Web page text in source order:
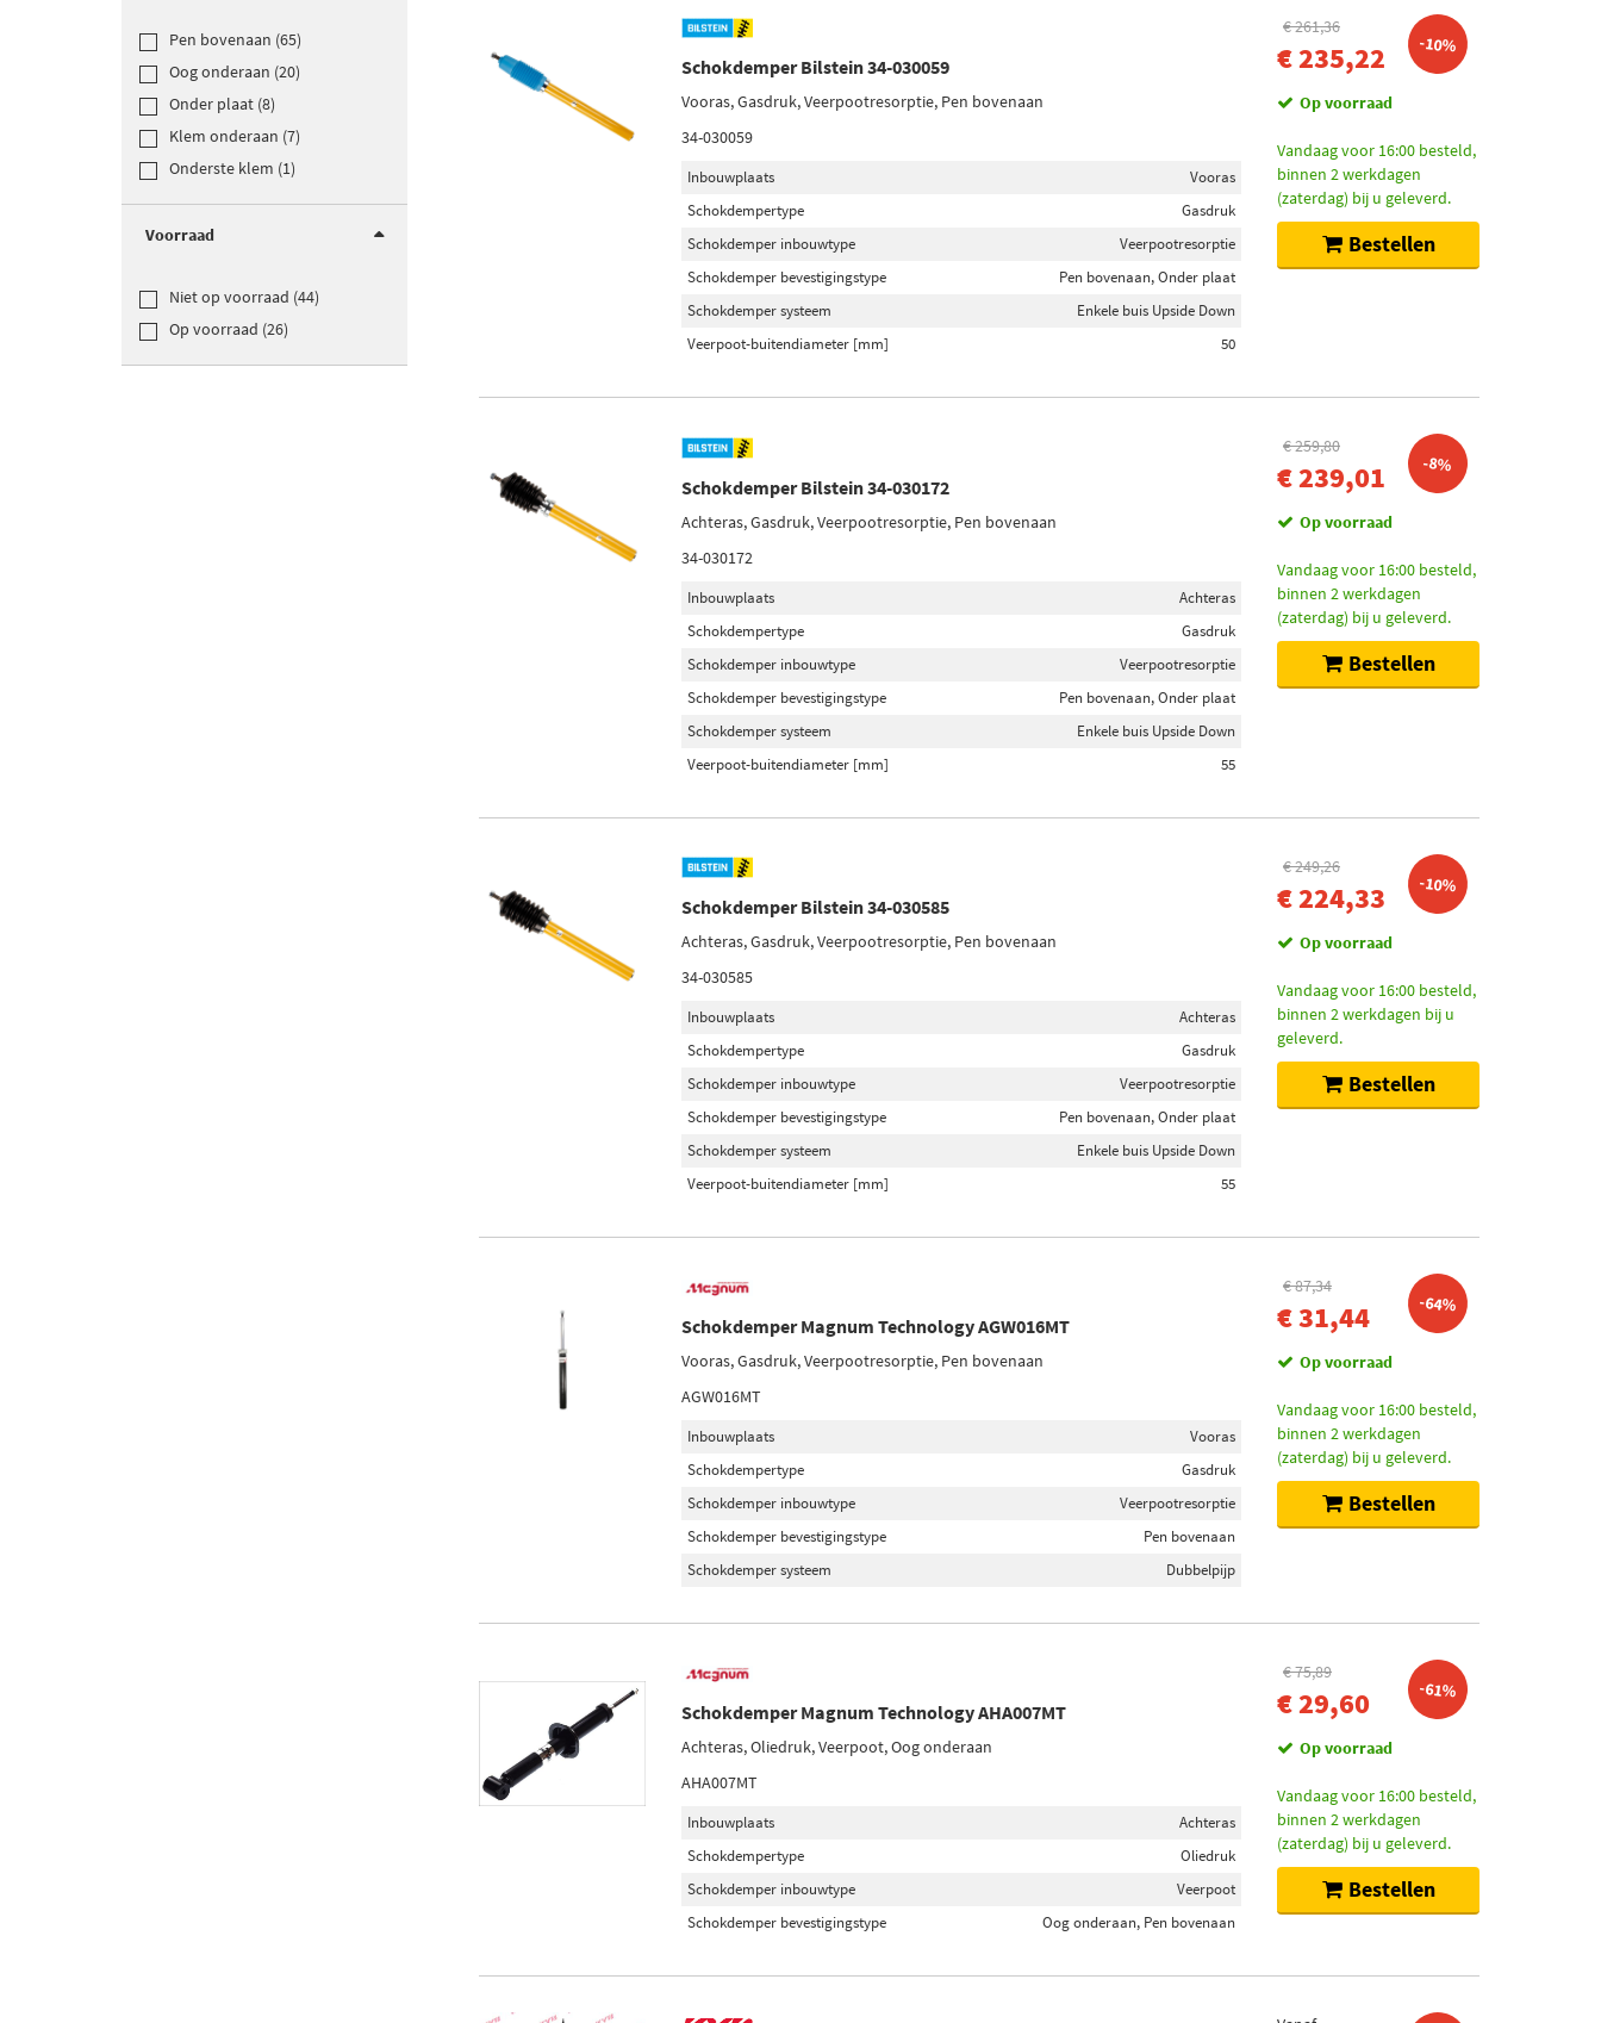
Pen bovenaan (65)
Oog onderaan (20)
Onder plaat (8)
Klem onderaan (7)
Onderste klem (1)
Voorraad
Niet op voorraad (44)
Op voorraad (26)
Schokdemper Bilstein 34-030059
Vooras, Gasdruk, Veerpootresorptie, Pen bovenaan
34-030059
Inbouwplaats
Vooras
Schokdempertype
Gasdruk
Schokdemper inbouwtype
Veerpootresorptie
Schokdemper bevestigingstype
Pen bovenaan, Onder plaat
Schokdemper systeem
Enkele buis Upside Down
Veerpoot-buitendiameter [mm]
50
€ 261,36
€ 235,22 -10%
Op voorraad
Vandaag voor 16:00 besteld,
binnen 2 werkdagen
(zaterdag) bij u geleverd.
Bestellen
Schokdemper Bilstein 34-030172
Achteras, Gasdruk, Veerpootresorptie, Pen bovenaan
34-030172
Inbouwplaats
Achteras
Schokdempertype
Gasdruk
Schokdemper inbouwtype
Veerpootresorptie
Schokdemper bevestigingstype
Pen bovenaan, Onder plaat
Schokdemper systeem
Enkele buis Upside Down
Veerpoot-buitendiameter [mm]
55
€ 259,80
€ 239,01 -8%
Op voorraad
Vandaag voor 16:00 besteld,
binnen 2 werkdagen
(zaterdag) bij u geleverd.
Bestellen
Schokdemper Bilstein 34-030585
Achteras, Gasdruk, Veerpootresorptie, Pen bovenaan
34-030585
Inbouwplaats
Achteras
Schokdempertype
Gasdruk
Schokdemper inbouwtype
Veerpootresorptie
Schokdemper bevestigingstype
Pen bovenaan, Onder plaat
Schokdemper systeem
Enkele buis Upside Down
Veerpoot-buitendiameter [mm]
55
€ 249,26
€ 224,33 -10%
Op voorraad
Vandaag voor 16:00 besteld,
binnen 2 werkdagen bij u
geleverd.
Bestellen
Schokdemper Magnum Technology AGW016MT
Vooras, Gasdruk, Veerpootresorptie, Pen bovenaan
AGW016MT
Inbouwplaats
Vooras
Schokdempertype
Gasdruk
Schokdemper inbouwtype
Veerpootresorptie
Schokdemper bevestigingstype
Pen bovenaan
Schokdemper systeem
Dubbelpijp
€ 87,34
€ 31,44 -64%
Op voorraad
Vandaag voor 16:00 besteld,
binnen 2 werkdagen
(zaterdag) bij u geleverd.
Bestellen
Schokdemper Magnum Technology AHA007MT
Achteras, Oliedruk, Veerpoot, Oog onderaan
AHA007MT
Inbouwplaats
Achteras
Schokdempertype
Oliedruk
Schokdemper inbouwtype
Veerpoot
Schokdemper bevestigingstype
Oog onderaan, Pen bovenaan
€ 75,89
€ 29,60 -61%
Op voorraad
Vandaag voor 16:00 besteld,
binnen 2 werkdagen
(zaterdag) bij u geleverd.
Bestellen